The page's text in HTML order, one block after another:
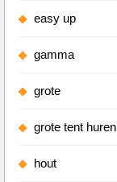
easy up
gamma
grote
grote tent huren
hout